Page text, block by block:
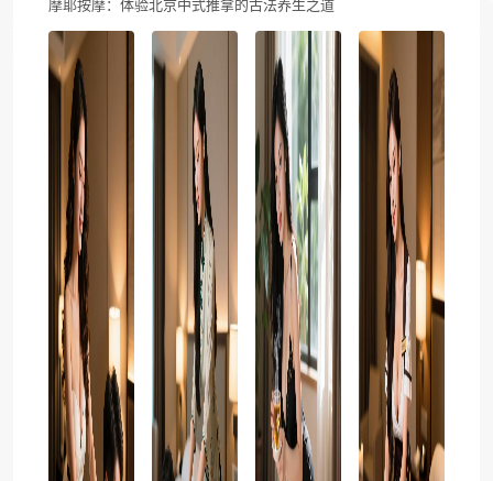
摩耶按摩：体验北京中式推拿的古法养生之道